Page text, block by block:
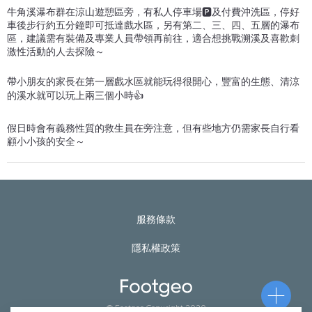
牛角溪瀑布群在涼山遊憩區旁，有私人停車場🅿️及付費沖洗區，停好
車後步行約五分鐘即可抵達戲水區，另有第二、三、四、五層的瀑布
區，建議需有裝備及專業人員帶領再前往，適合想挑戰溯溪及喜歡刺
激性活動的人去探險～
帶小朋友的家長在第一層戲水區就能玩得很開心，豐富的生態、清涼
的溪水就可以玩上兩三個小時👍
假日時會有義務性質的救生員在旁注意，但有些地方仍需家長自行看
顧小小孩的安全～
服務條款
隱私權政策
© Footgeo Copyright 2020